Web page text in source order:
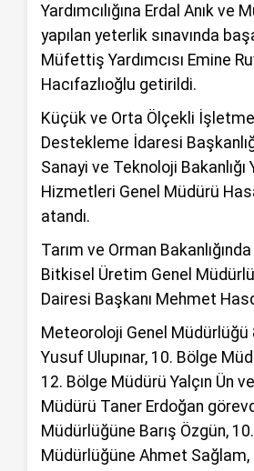
Yardımcılığına Erdal Anık
yapılan yeterlik sınavında
Müfettiş Yardımcısı Emine
Hacıfazlıoğlu getirildi.
Küçük ve Orta Ölçekli
Destekleme İdaresi
Sanayi ve Teknoloji Bakanlığı
Hizmetleri Genel Müdürü
atandı.
Tarım ve Orman
Bitkisel Üretim Genel
Dairesi Başkanı Mehmet
Meteoroloji Genel Müdürlüğü
Yusuf Ulupınar, 10. Bölge
12. Bölge Müdürü Yalçın Ün
Müdürü Taner Erdoğan
Müdürlüğüne Barış Özgün,
Müdürlüğüne Ahmet Sağlam,